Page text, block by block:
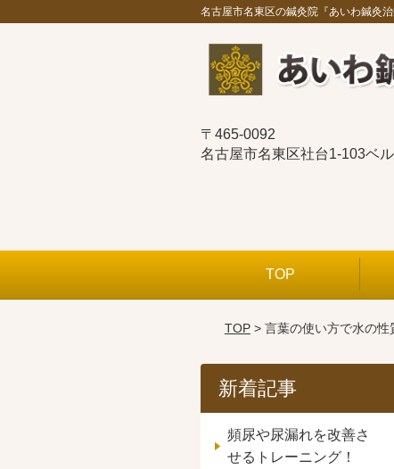
名古屋市名東区の鍼灸院『あいわ鍼灸
〒465-0092
名古屋市名東区社台1-103ベ
TOP
TOP> 言葉の使い方で水の性
新着記事
頻尿や尿漏れを改善さ
せるトレーニング！